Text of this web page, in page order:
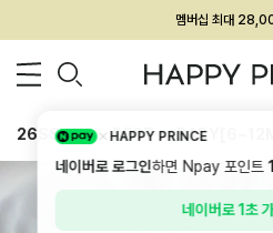
회원전용 아울렛, 가입
멤버십 최대
26SS 신상 BEST
HAPPY PRINCE
네이버로 로그인하면 Npay 포인트
네이버로 1초